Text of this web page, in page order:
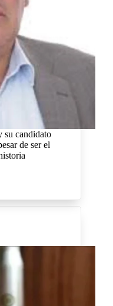
su candidato
de ser el